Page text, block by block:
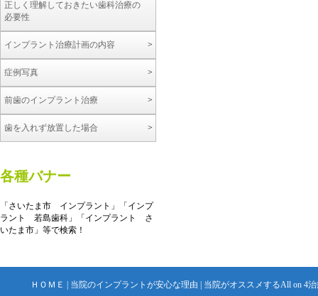
正しく理解しておきたい歯科治療の
必要性
インプラント治療計画の内容
症例写真
前歯のインプラント治療
歯を入れず放置した場合
各種バナー
「さいたま市 インプラント」「インプ
ラント 若島歯科」「インプラント さ
いたま市」等で検索！
ＨＯＭＥ 当院のインプラントが安心な理由 当院がオススメするAll on 4治